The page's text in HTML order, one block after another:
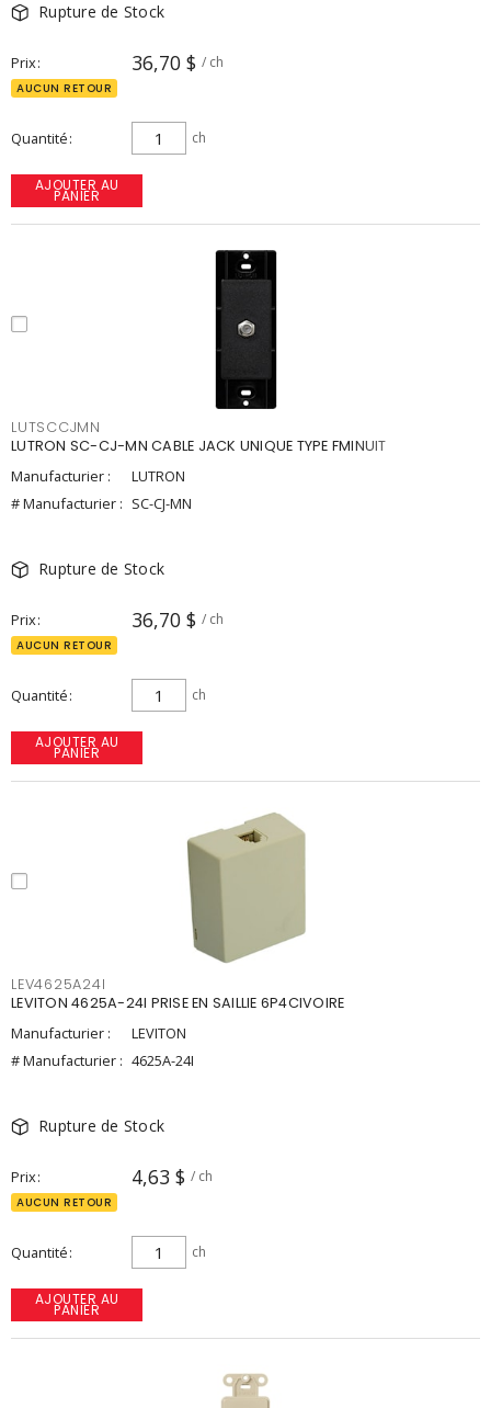
Rupture de Stock
Prix 36,70 $ / ch
AUCUN RETOUR
Quantité ch
AJOUTER AU
PANIER
LUTSCCJMN
LUTRON SC-CJ-MN CABLE JACK UNIQUE TYPE FMINUIT
Manufacturier :
LUTRON
# Manufacturier : SC-CJ-MN
Rupture de Stock
Prix 36,70 $ / ch
AUCUN RETOUR
Quantité ch
AJOUTER AU
PANIER
LEV4625A24I
LEVITON 4625A-24I PRISE EN SAILLIE 6P4CIVOIRE
Manufacturier :
LEVITON
# Manufacturier : 4625A-24I
Rupture de Stock
Prix 4,63 $ / ch
AUCUN RETOUR
Quantité ch
AJOUTER AU
PANIER